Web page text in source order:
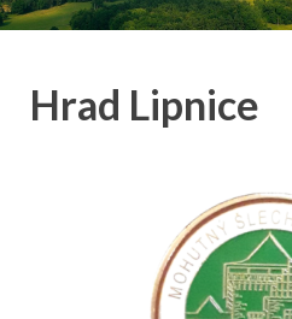
Hrad Lipnice